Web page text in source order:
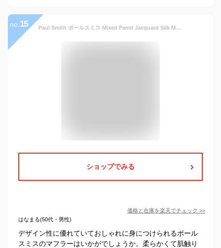
no. 15 Paul Smith ポールスミス Mixed Panel Jacquard Silk Mix Scarf マフラー ストール ストライプ ウール ロゴ メンズ M1A 366E AS22 LaG Onlinestore
ショップでみる
価格と在庫を楽天でチェック >>
はなまる(50代・男性)
デザイン性に優れていておしゃれに身につけられるポール
スミスのマフラーはいかがでしょうか。柔らかくて肌触り